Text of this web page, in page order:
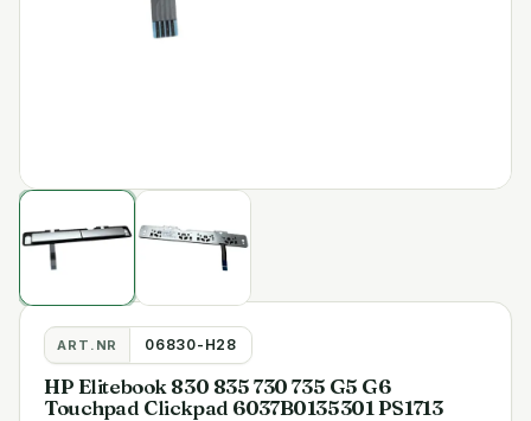
ART.NR 06830-H28
HP Elitebook 830 835 730 735 G5 G6
Touchpad Clickpad 6037B0135301 PS1713